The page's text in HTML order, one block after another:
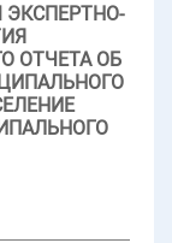
ЭКСПЕРТНО-
ОТЧЕТА ОБ